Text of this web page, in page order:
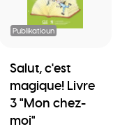
Publikatioun
Salut, c'est
magique! Livre
3 "Mon chez-
moi"